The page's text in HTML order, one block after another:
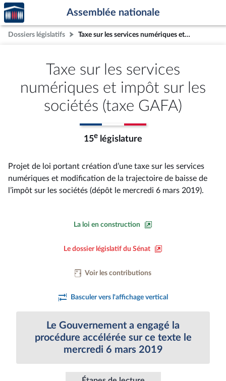
Aller au contenu
Aller en bas de la page
Accèder
à la
page
d'accueil
Assemblée nationale
Dossiers législatifs Taxe sur les services numériques et impôt sur les sociétés (taxe GAFA)
Taxe sur les services
numériques et impôt sur les
sociétés (taxe GAFA)
15e législature
Projet de loi portant création d’une taxe sur les services
numériques et modification de la trajectoire de baisse de
l’impôt sur les sociétés (dépôt le mercredi 6 mars 2019).
La loi en construction
Le dossier législatif du Sénat
Voir les contributions
Basculer vers l'affichage vertical
Le Gouvernement a engagé la
procédure accélérée sur ce texte le
mercredi 6 mars 2019